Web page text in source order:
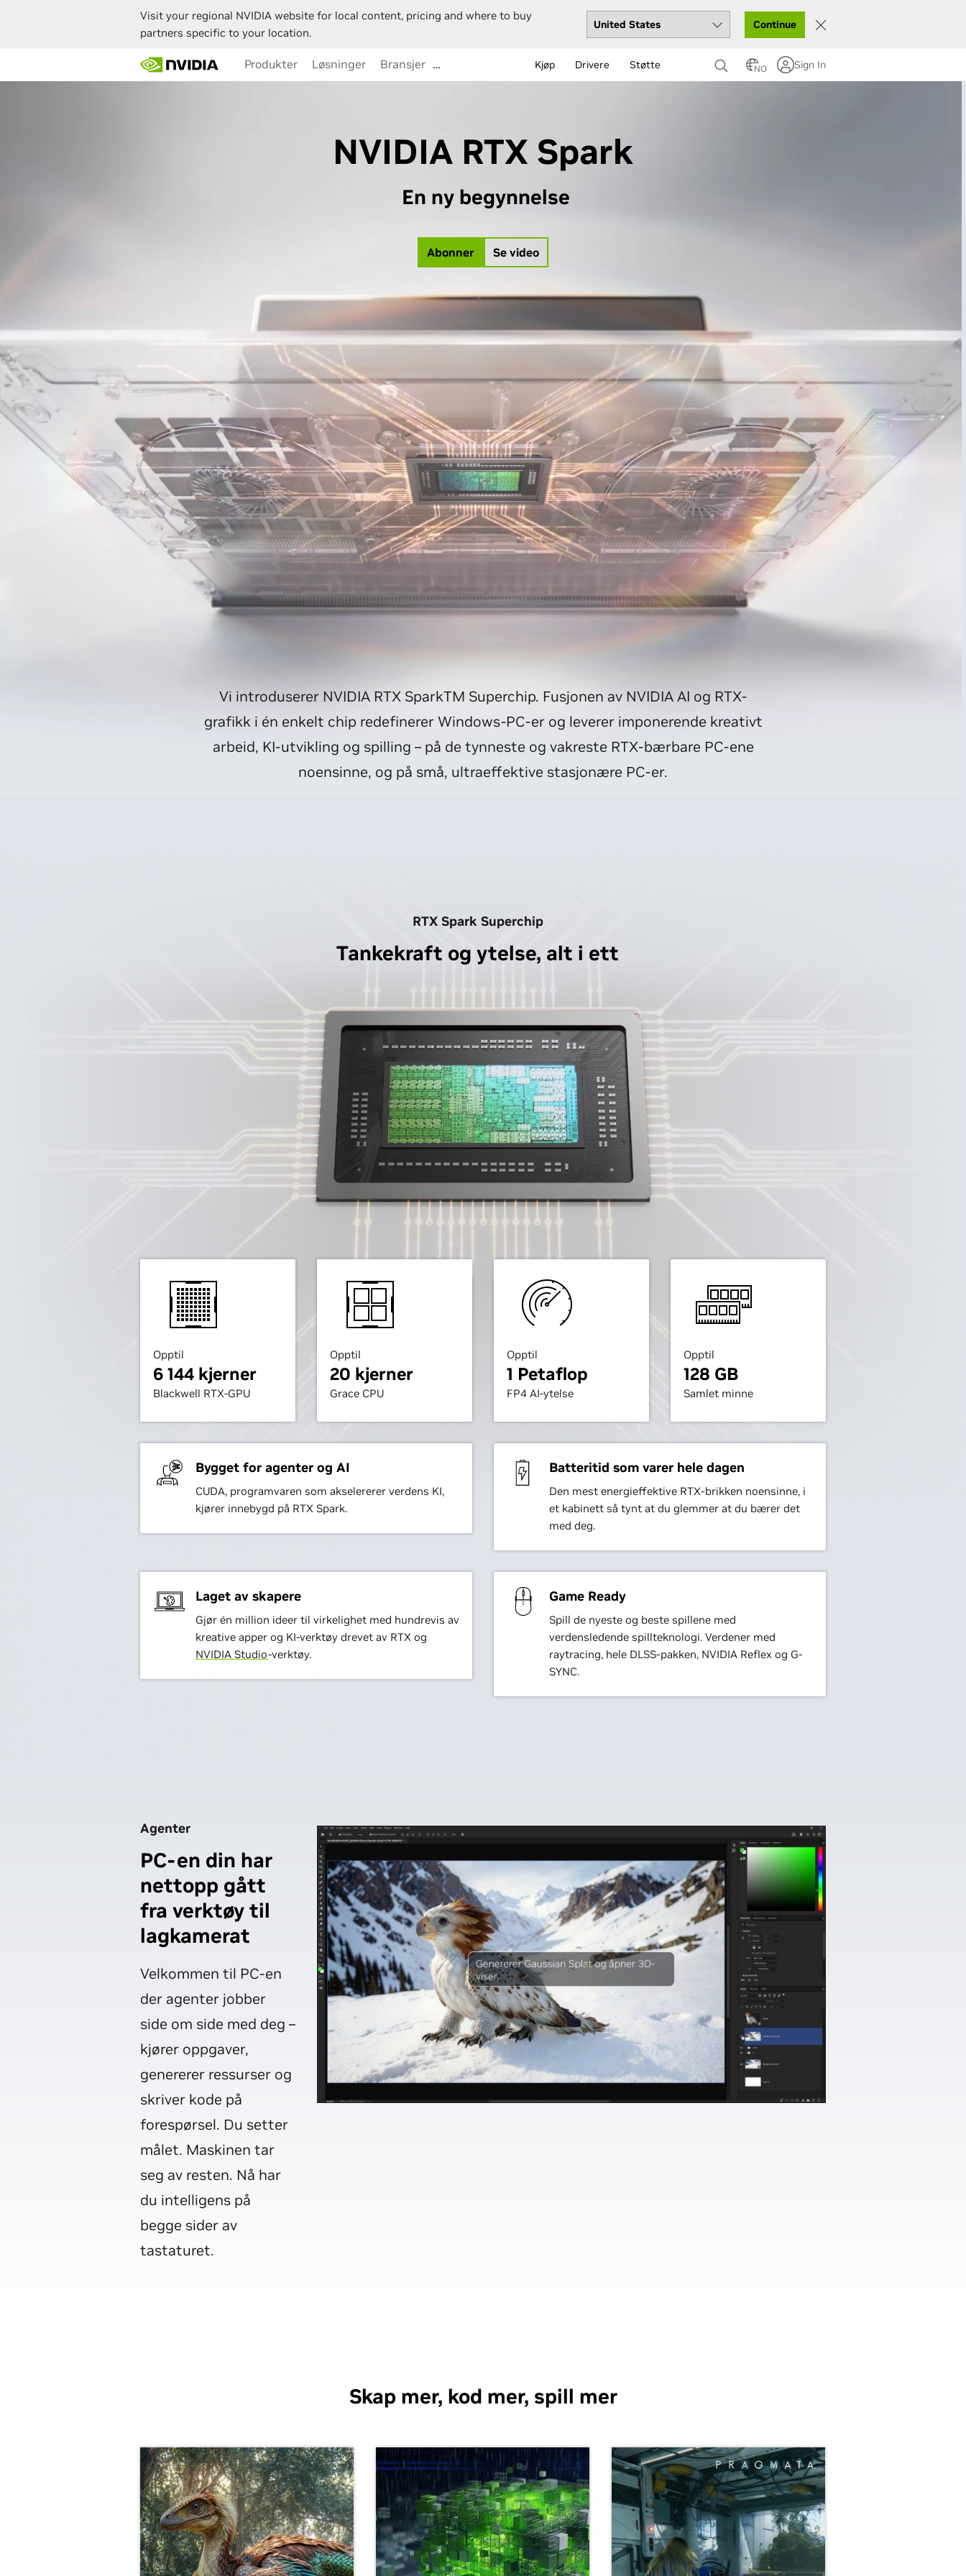
Visit your regional NVIDIA website for local content, pricing and where to buy
partners specific to your location.
Continue
main
Produkter Løsninger Bransjer … Kjøp Drivere Støtte NO Sign In
NVIDIA RTX Spark
En ny begynnelse
Abonner Se video
Vi introduserer NVIDIA RTX SparkTM Superchip. Fusjonen av NVIDIA AI og RTX-
grafikk i én enkelt chip redefinerer Windows-PC-er og leverer imponerende kreativt
arbeid, KI-utvikling og spilling – på de tynneste og vakreste RTX-bærbare PC-ene
noensinne, og på små, ultraeffektive stasjonære PC-er.
RTX Spark Superchip
Tankekraft og ytelse, alt i ett
Opptil
6 144 kjerner
Blackwell RTX-GPU
Opptil
20 kjerner
Grace CPU
Opptil
1 Petaflop
FP4 AI-ytelse
Opptil
128 GB
Samlet minne
Bygget for agenter og AI
CUDA, programvaren som akselererer verdens KI,
kjører innebygd på RTX Spark.
Batteritid som varer hele dagen
Den mest energieffektive RTX-brikken noensinne, i
et kabinett så tynt at du glemmer at du bærer det
med deg.
Laget av skapere
Gjør én million ideer til virkelighet med hundrevis av
kreative apper og KI-verktøy drevet av RTX og
NVIDIA Studio-verktøy.
Game Ready
Spill de nyeste og beste spillene med
verdensledende spillteknologi. Verdener med
raytracing, hele DLSS-pakken, NVIDIA Reflex og G-
SYNC.
Agenter
PC-en din har
nettopp gått
fra verktøy til
lagkamerat
Velkommen til PC-en
der agenter jobber
side om side med deg –
kjører oppgaver,
genererer ressurser og
skriver kode på
forespørsel. Du setter
målet. Maskinen tar
seg av resten. Nå har
du intelligens på
begge sider av
tastaturet.
Skap mer, kod mer, spill mer